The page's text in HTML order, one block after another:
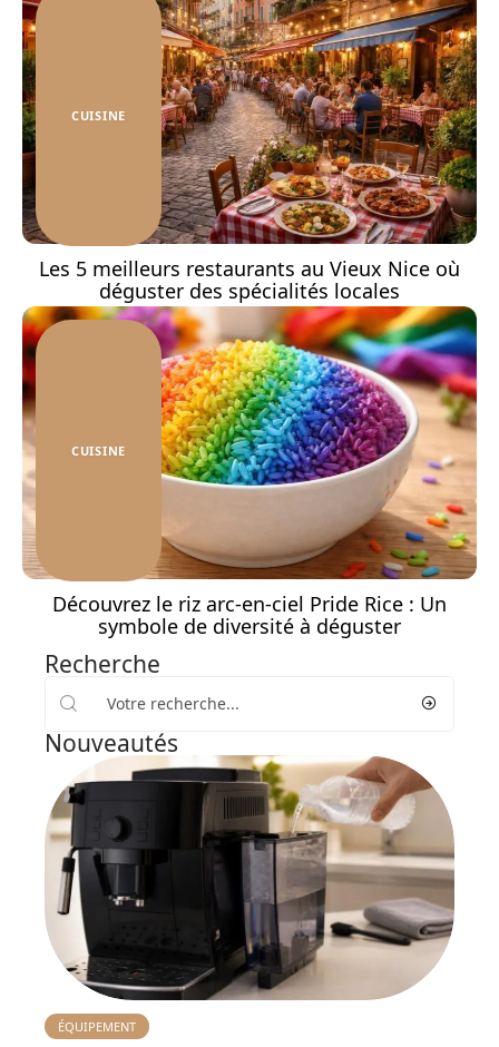
CUISINE
Les 5 meilleurs restaurants au Vieux Nice où
déguster des spécialités locales
CUISINE
Découvrez le riz arc-en-ciel Pride Rice : Un
symbole de diversité à déguster
Recherche
Nouveautés
ÉQUIPEMENT